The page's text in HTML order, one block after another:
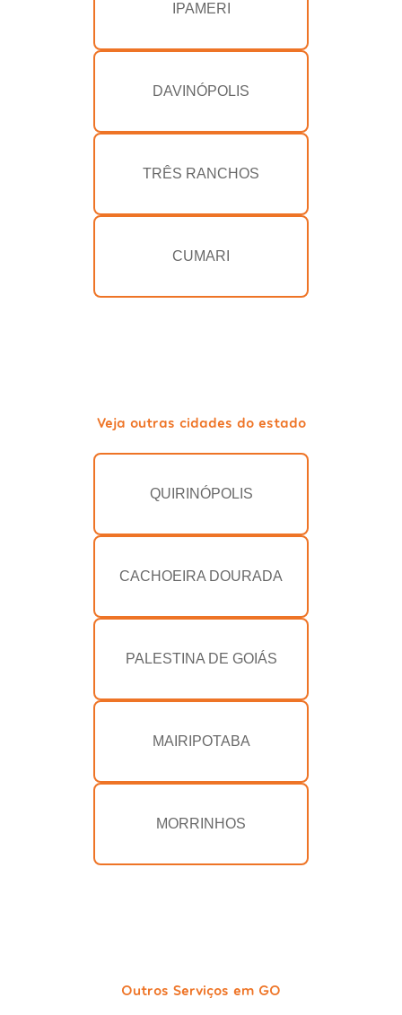
IPAMERI
DAVINÓPOLIS
TRÊS RANCHOS
CUMARI
Veja outras cidades do estado
QUIRINÓPOLIS
CACHOEIRA DOURADA
PALESTINA DE GOIÁS
MAIRIPOTABA
MORRINHOS
Outros Serviços em GO